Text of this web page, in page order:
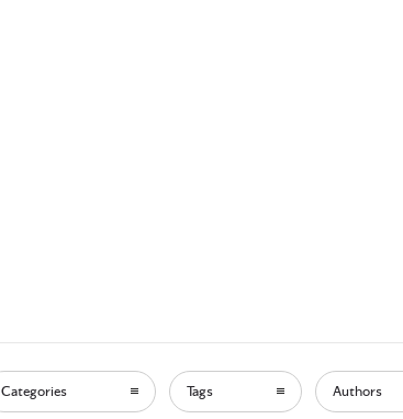
Categories Tags Authors